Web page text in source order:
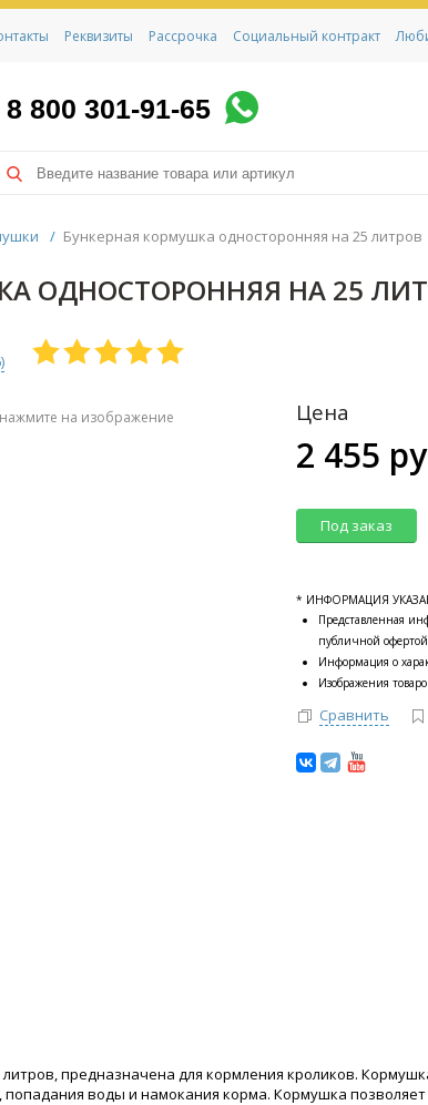
Реквизиты Рассрочка Социальный контракт
8 800 301-91-65
/ Бункерная кормушка односторонняя на 25 литров
ОДНОСТОРОННЯЯ НА 25
)
на изображение Цена
2 455
Под заказ
* ИНФОРМАЦИЯ
Представленная
публичной
Информация о
Изображения
Сравнить
предназначена для кормления кроликов.
воды и намокания корма. Кормушка